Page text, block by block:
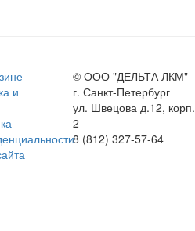
и
© ООО "ДЕЛЬТА ЛКМ"
г. Санкт-Петербург
ул. Швецова д.12, корп.
2
8 (812) 327-57-64